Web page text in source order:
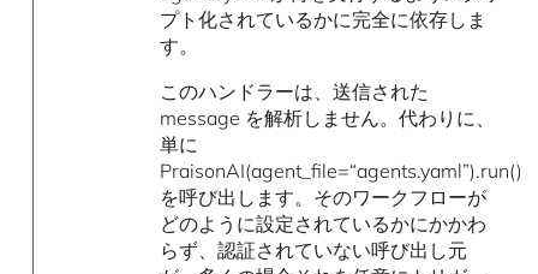
プト化されているかに完全に依存しま
す。
このハンドラーは、送信された
message を解析しません。代わりに、
単に
PraisonAI(agent_file=“agents.yaml”).run()
を呼び出します。そのワークフローが
どのように設定されているかにかかわ
らず、認証されていない呼び出し元